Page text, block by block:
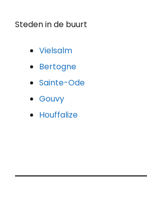
Steden in de buurt
Vielsalm
Bertogne
Sainte-Ode
Gouvy
Houffalize